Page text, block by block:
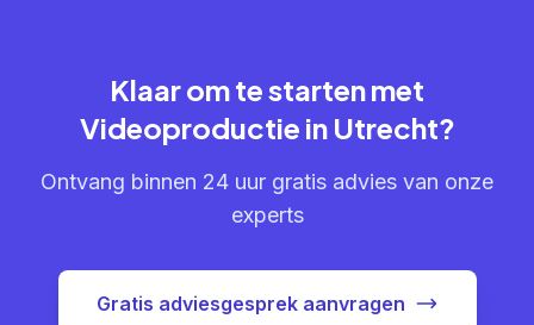
Klaar om te starten met
Videoproductie in Utrecht?
Ontvang binnen 24 uur gratis advies van onze
experts
Gratis adviesgesprek aanvragen